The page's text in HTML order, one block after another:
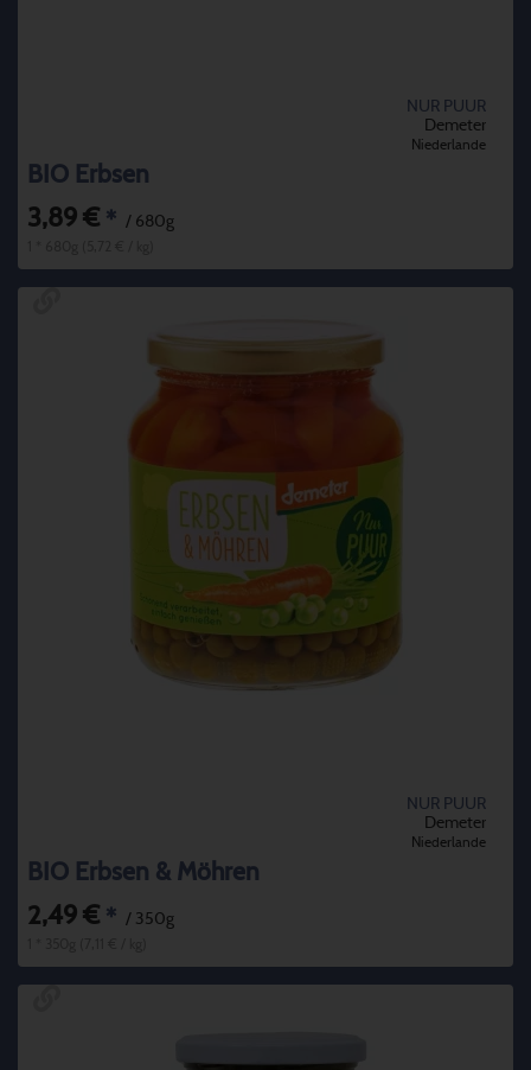
NUR PUUR
Demeter
Niederlande
BIO Erbsen
3,89 € * / 680g
NUR PUUR
Demeter
Niederlande
BIO Erbsen & Möhren
2,49 € * / 350g